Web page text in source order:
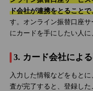
ド会社が連携をとること
す。オンライン振替口座
にカードを手にしたい人に
3. カード会社によ
入力した情報などをもと
査が完了すると、登録した